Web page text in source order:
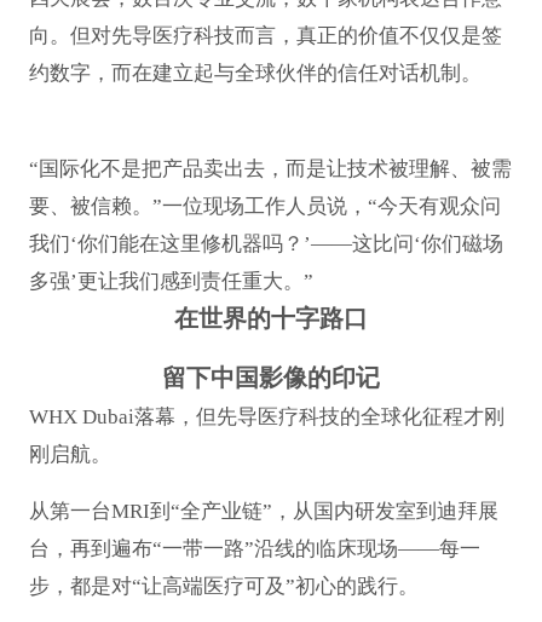
向。但对先导医疗科技而言，真正的价值不仅仅是签
约数字，而在建立起与全球伙伴的信任对话机制。
“国际化不是把产品卖出去，而是让技术被理解、被需
要、被信赖。”一位现场工作人员说，“今天有观众问
我们‘你们能在这里修机器吗？’——这比问‘你们磁场
多强’更让我们感到责任重大。”
在世界的十字路口
留下中国影像的印记
WHX Dubai落幕，但先导医疗科技的全球化征程才刚
刚启航。
从第一台MRI到“全产业链”，从国内研发室到迪拜展
台，再到遍布“一带一路”沿线的临床现场——每一
步，都是对“让高端医疗可及”初心的践行。